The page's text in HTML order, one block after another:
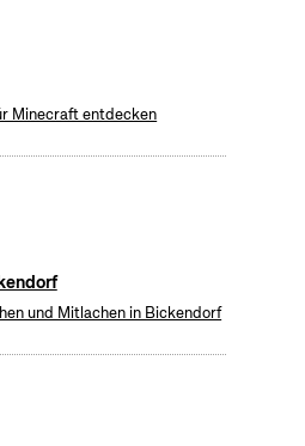
Minecraft entdecken
und Mitlachen in Bickendorf